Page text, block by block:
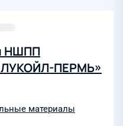
(г. Усинск).
в области
на объектах
ТПП
НШПП
ПЕРМЬ»
материалы